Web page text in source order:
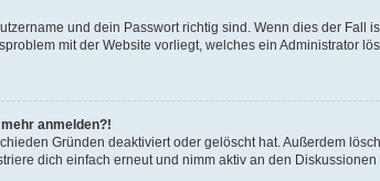
und dein Passwort richtig sind. Wenn dies der
mit der Website vorliegt, welches ein Administrator
anmelden?!
Gründen deaktiviert oder gelöscht hat. Außerdem
dich einfach erneut und nimm aktiv an den Diskussionen